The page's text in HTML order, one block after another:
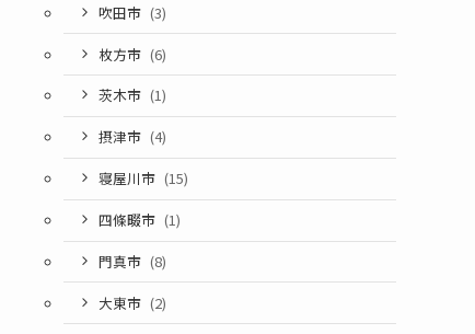
吹田市 (3)
枚方市 (6)
茨木市 (1)
摂津市 (4)
寝屋川市 (15)
四條畷市 (1)
門真市 (8)
大東市 (2)